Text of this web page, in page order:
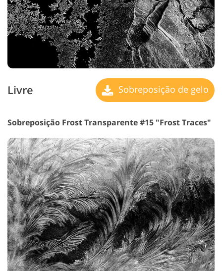
Livre Sobreposição de gelo
Sobreposição Frost Transparente #15 "Frost Traces"